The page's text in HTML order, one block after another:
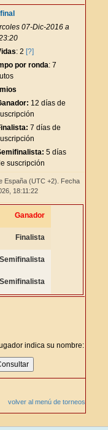
07-Dic-2016 a
: 2 [?]
por ronda: 7
12 días de
7 días de
5 días
suscripción
España (UTC +2). Fecha
18:11:22
Ganador
Finalista
Semifinalista
Semifinalista
indica su nombre:
volver al menú de torneos